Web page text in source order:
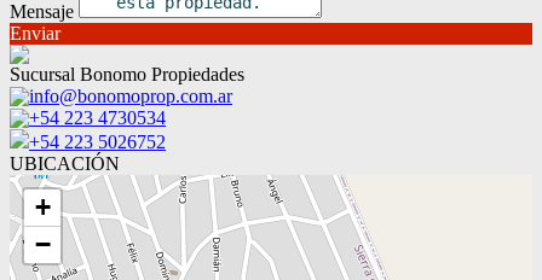
Mensaje
Enviar
Sucursal Bonomo Propiedades
info@bonomoprop.com.ar
+54 223 4730534
+54 223 5026752
UBICACIÓN
+
−